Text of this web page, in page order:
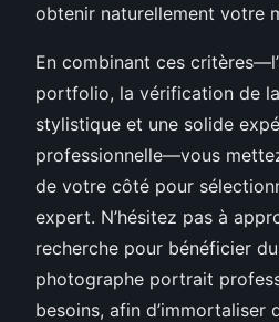
obtenir naturellement votre
En combinant ces
portfolio, la vérification de
stylistique et une solide
professionnelle—vous
de votre côté pour
expert. N’hésitez pas à
recherche pour bénéficier du
photographe portrait
besoins, afin d’immortaliser